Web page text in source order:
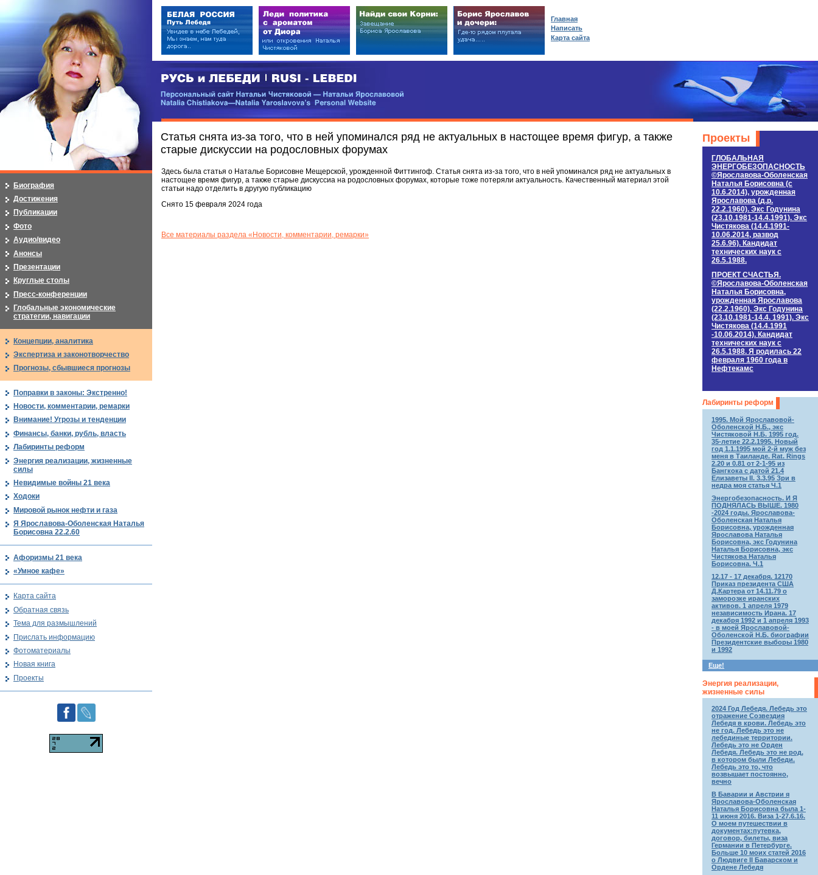
РУСЬ и ЛЕБЕДИ | RUSI — LEBEDI
Персональный сайт Натальи Чистяковой — Натальи Ярославовой
Статья снята из-за того, что в ней упоминался ряд не актуальных в настощее время фигур, а также
старые дискуссии на родословных форумах
Здесь была статья о Наталье Борисовне Мещерской, урожденной Фиттингоф. Статья снята из-за того, что в ней упоминался ряд не актуальных в
настощее время фигур, а также старые дискуссиа на родословных форумах, которые тоже потеряли актуальность. Качественный материал этой
статьи надо отделить в другую публикацию
Снято 15 февраля 2024 года
Все материалы раздела «Новости, комментарии, ремарки»
Проекты
ГЛОБАЛЬНАЯ
ЭНЕРГОБЕЗОПАСНОСТЬ
©Ярославова-Оболенская
Наталья Борисовна (c
10.6.2014), урожденная
Ярославова (д.р.
22.2.1960). Экс Годунина
(23.10.1981-14.4.1991). Экс
Чистякова (14.4.1991-
10.06.2014, развод
25.6.96). Кандидат
технических наук c
26.5.1988.
ПРОЕКТ СЧАСТЬЯ.
©Ярославова-Оболенская
Наталья Борисовна,
урожденная Ярославова
(22.2.1960). Экс Годунина
(23.10.1981-14.4. 1991). Экс
Чистякова (14.4.1991
-10.06.2014). Кандидат
технических наук c
26.5.1988. Я родилась 22
февраля 1960 года в
Нефтекамс
Лабиринты реформ
1995. Мой Ярославовой-
Оболенской Н.Б., экс
Чистяковой Н.Б. 1995 год.
35-летие 22.2.1995. Новый
год 1.1.1995 мой 2-й муж без
меня в Таиланде. Rat. Rings
2.20 и 0.81 от 2-1-95 из
Бангкока с датой 21.4
Елизаветы II. 3.3.95 Зри в
недра моя статья Ч.1
Энергобезопасность. И Я
ПОДНЯЛАСЬ ВЫШЕ. 1980
-2024 годы. Ярославова-
Оболенская Наталья
Борисовна, урожденная
Ярославова Наталья
Борисовна, экс Годунина
Наталья Борисовна, экс
Чистякова Наталья
Борисовна. Ч.1
12.17 - 17 декабря. 12170
Приказ президента США
Д.Картера от 14.11.79 о
заморозке иранских
активов. 1 апреля 1979
независимость Ирана. 17
декабря 1992 и 1 апреля 1993
- в моей Ярославовой-
Оболенской Н.Б. биографии
Президентские выборы 1980
и 1992
Еще!
Энергия реализации,
жизненные силы
2024 Год Лебедя. Лебедь это
отражение Созвездия
Лебедя в крови. Лебедь это
не год. Лебедь это не
лебединые территории.
Лебедь это не Орден
Лебедя. Лебедь это не род,
в котором были Лебеди.
Лебедь это то, что
возвышает постоянно,
вечно
В Баварии и Австрии я
Ярославова-Оболенская
Наталья Борисовна была 1-
11 июня 2016. Виза 1-27.6.16.
О моем путешествии в
документах:путевка,
договор, билеты, виза
Германии в Петербурге.
Больше 10 моих статей 2016
о Людвиге II Баварском и
Ордене Лебедя
Биография
Достижения
Публикации
Фото
Аудио/видео
Анонсы
Презентации
Круглые столы
Пресс-конференции
Глобальные экономические
стратегии, навигации
Концепции, аналитика
Экспертиза и законотворчество
Прогнозы, сбывшиеся прогнозы
Поправки в законы: Экстренно!
Новости, комментарии, ремарки
Внимание! Угрозы и тенденции
Финансы, банки, рубль, власть
Лабиринты реформ
Энергия реализации, жизненные
силы
Невидимые войны 21 века
Ходоки
Мировой рынок нефти и газа
Я Ярославова-Оболенская Наталья
Борисовна 22.2.60
Афоризмы 21 века
«Умное кафе»
Карта сайта
Обратная связь
Тема для размышлений
Прислать информацию
Фотоматериалы
Новая книга
Проекты
Главная
Написать
Карта сайта